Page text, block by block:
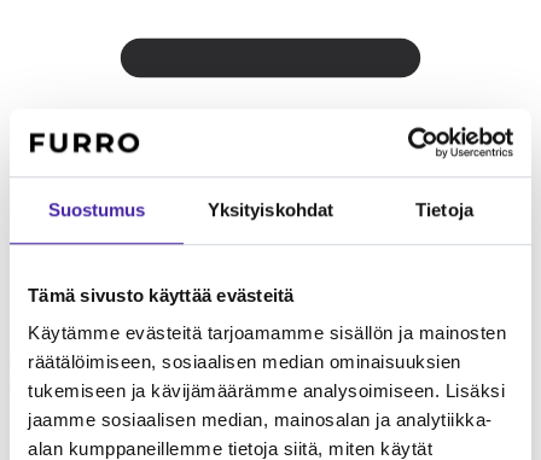
Suostumus Yksityiskohdat Tietoja
Tämä sivusto käyttää evästeitä
Käytämme evästeitä tarjoamamme sisällön ja mainosten
räätälöimiseen, sosiaalisen median ominaisuuksien
tukemiseen ja kävijämäärämme analysoimiseen. Lisäksi
jaamme sosiaalisen median, mainosalan ja analytiikka-
alan kumppaneillemme tietoja siitä, miten käytät
LapsiperheelleLhasa apso tulee toimeen vanhempien lasten
kanssa. Ei sovellu parhaiten perheeseen, jossa on pieniä lapsia –
rotu ei pidä karkeasta käsittelystä.